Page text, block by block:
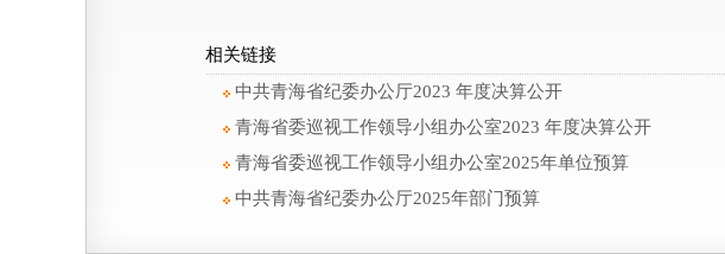
相关链接
中共青海省纪委办公厅2023 年度决算公开
青海省委巡视工作领导小组办公室2023 年度决算公开
青海省委巡视工作领导小组办公室2025年单位预算
中共青海省纪委办公厅2025年部门预算